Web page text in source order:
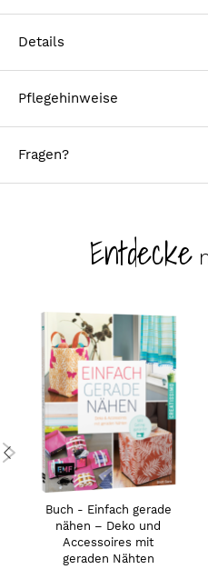
Details
Pflegehinweise
Fragen?
Entdecke
Buch - Einfach gerade
nähen – Deko und
Accessoires mit
geraden Nähten